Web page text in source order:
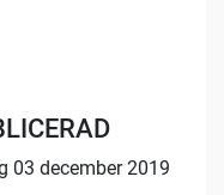
03 december 2019